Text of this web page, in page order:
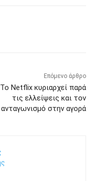
Επόμενο άρθρο
Το Netflix κυριαρχεί παρά
τις ελλείψεις και τον
ανταγωνισμό στην αγορά